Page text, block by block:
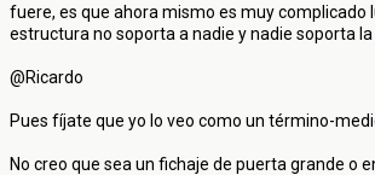
fuere, es que ahora mismo es muy complicado
estructura no soporta a nadie y nadie soporta la
@Ricardo
Pues fíjate que yo lo veo como un término-
No creo que sea un fichaje de puerta grande o